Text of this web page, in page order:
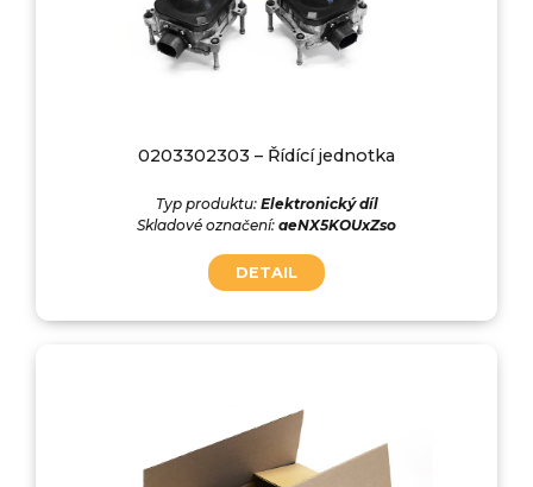
0203302303 – Řídící jednotka
Typ produktu: Elektronický díl
Skladové označení: aeNX5KOUxZso
DETAIL